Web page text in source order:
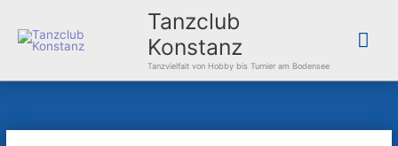
Inhalt
springen
Tanzclub
Konstanz
Tanzvielfalt von Hobby bis Turnier am Bodensee